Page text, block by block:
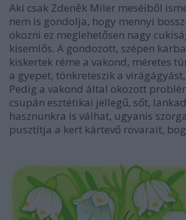
Aki csak Zdenĕk Miler meséiből
nem is gondolja, hogy mennyi
okozni ez meglehetősen nagy
kisemlős. A gondozott, szépen
kiskertek réme a vakond, méretes
a gyepet, tönkreteszik a
Pedig a vakond által okozott
csupán esztétikai jellegű, sőt,
hasznunkra is válhat, ugyanis
pusztítja a kert kártevő rovarait,